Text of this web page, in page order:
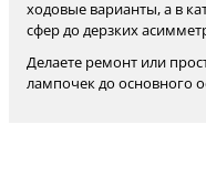
ходовые варианты, а в
сфер до дерзких
Делаете ремонт или
лампочек до основного